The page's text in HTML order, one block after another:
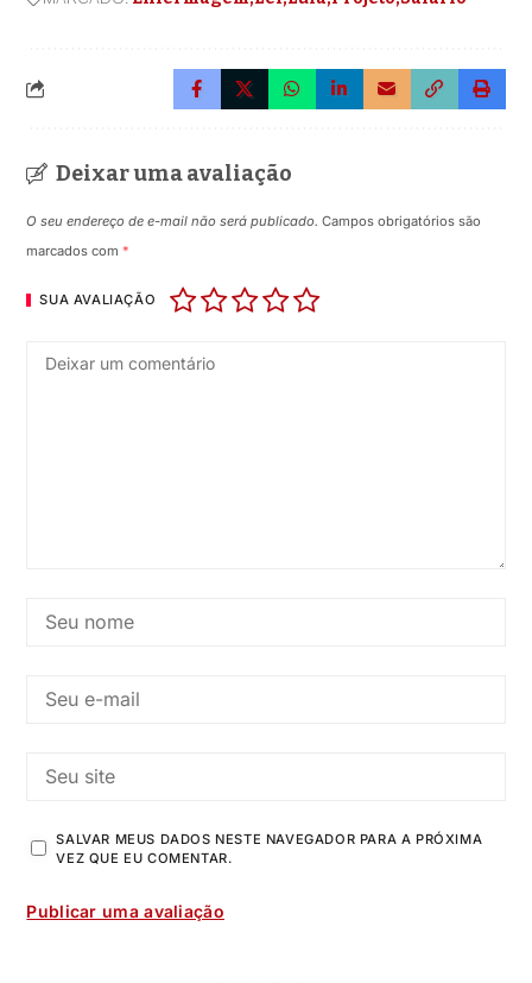
Deixar uma avaliação
O seu endereço de e-mail não será publicado. Campos obrigatórios são
marcados com*
SUA AVALIAÇÃO
SALVAR MEUS DADOS NESTE NAVEGADOR PARA A PRÓXIMA
VEZ QUE EU COMENTAR.